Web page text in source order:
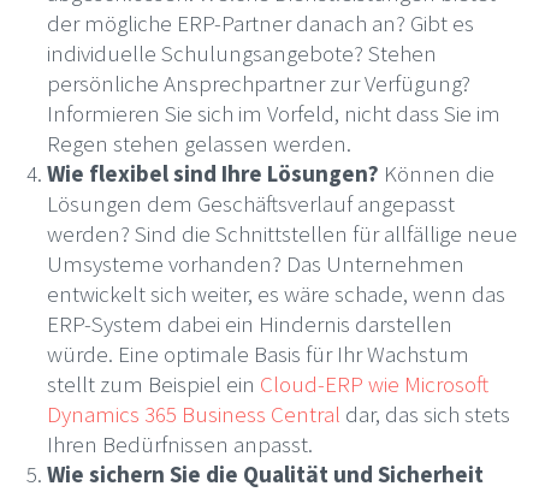
der mögliche ERP-Partner danach an? Gibt es
individuelle Schulungsangebote? Stehen
persönliche Ansprechpartner zur Verfügung?
Informieren Sie sich im Vorfeld, nicht dass Sie im
Regen stehen gelassen werden.
Wie flexibel sind Ihre Lösungen? Können die
Lösungen dem Geschäftsverlauf angepasst
werden? Sind die Schnittstellen für allfällige neue
Umsysteme vorhanden? Das Unternehmen
entwickelt sich weiter, es wäre schade, wenn das
ERP-System dabei ein Hindernis darstellen
würde. Eine optimale Basis für Ihr Wachstum
stellt zum Beispiel ein Cloud-ERP wie Microsoft
Dynamics 365 Business Central dar, das sich stets
Ihren Bedürfnissen anpasst.
Wie sichern Sie die Qualität und Sicherheit